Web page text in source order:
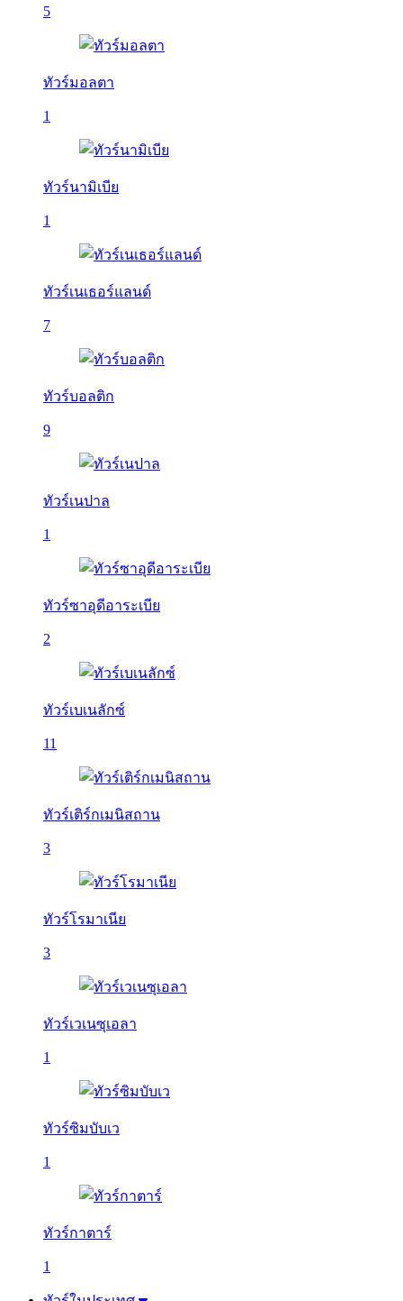
5
ทัวร์มอลตา
1
ทัวร์นามิเบีย
1
ทัวร์เนเธอร์แลนด์
7
ทัวร์บอลติก
9
ทัวร์เนปาล
1
ทัวร์ซาอุดีอาระเบีย
2
ทัวร์เบเนลักซ์
11
ทัวร์เติร์กเมนิสถาน
3
ทัวร์โรมาเนีย
3
ทัวร์เวเนซุเอลา
1
ทัวร์ซิมบับเว
1
ทัวร์กาตาร์
1